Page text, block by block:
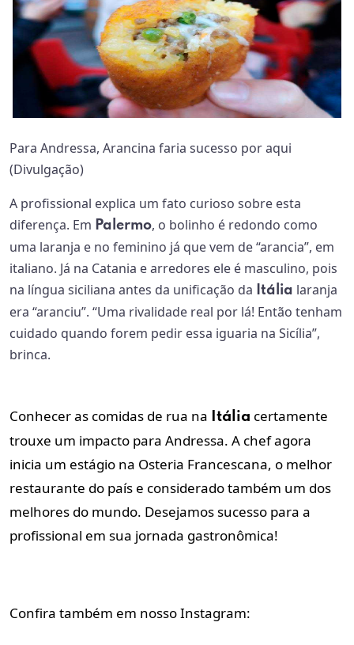
Para Andressa, Arancina faria sucesso por aqui
(Divulgação)
A profissional explica um fato curioso sobre esta
diferença. Em Palermo, o bolinho é redondo como
uma laranja e no feminino já que vem de “arancia”, em
italiano. Já na Catania e arredores ele é masculino, pois
na língua siciliana antes da unificação da
Itália laranja
era “aranciu”. “Uma rivalidade real por lá! Então tenham
cuidado quando forem pedir essa iguaria na Sicília”,
brinca.
Conhecer as comidas de rua na Itália certamente
trouxe um impacto para Andressa. A chef agora
inicia um estágio na Osteria Francescana, o melhor
restaurante do país e considerado também um dos
melhores do mundo. Desejamos sucesso para a
profissional em sua jornada gastronômica!
Confira também em nosso Instagram: